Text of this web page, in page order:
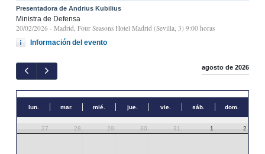
Presentadora de Andrius Kubilius
Ministra de Defensa
20/02/2026 - Madrid, Four Seasons Hotel Madrid (Sevilla, 3) 9:00 horas
Información del evento
agosto de 2026
lun. mar. mié. jue. vie. sáb. dom.
27 28 29 30 31 1 2